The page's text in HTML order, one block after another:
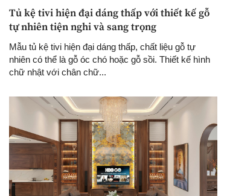
Tủ kệ tivi hiện đại dáng thấp với thiết kế gỗ
tự nhiên tiện nghi và sang trọng
Mẫu tủ kệ tivi hiện đại dáng thấp, chất liệu gỗ tự
nhiên có thể là gỗ óc chó hoặc gỗ sồi. Thiết kế hình
chữ nhật với chân chữ...